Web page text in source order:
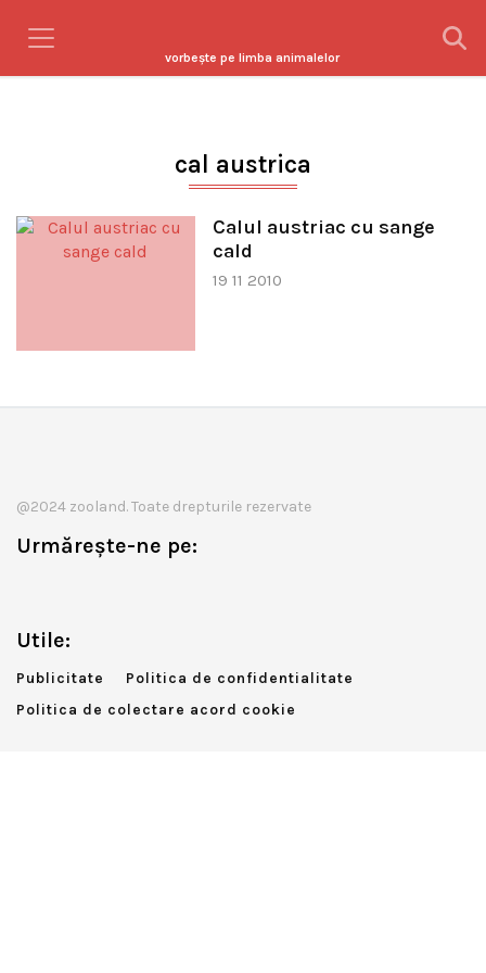
vorbeşte pe limba animalelor
cal austrica
Calul austriac cu sange
cald
19 11 2010
@2024 zooland. Toate drepturile rezervate
Urmărește-ne pe:
Utile:
Publicitate
Politica de confidentialitate
Politica de colectare acord cookie